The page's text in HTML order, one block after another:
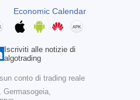
Economic Calendar
Iscriviti alle notizie di
algotrading
conto di trading reale
Germasogeia,